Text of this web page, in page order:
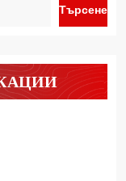
Търсене